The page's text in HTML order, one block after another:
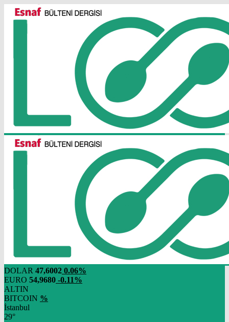
DOLAR 47,6002 0.06%
EURO 54,9680 -0.11%
ALTIN
BITCOIN %
İstanbul
29°